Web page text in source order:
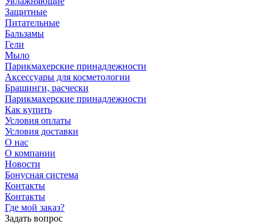
Защитные
Питательные
Бальзамы
Гели
Мыло
Парикмахерские принадлежности
Аксессуары для косметологии
Брашинги, расчески
Парикмахерские принадлежности
Как купить
Условия оплаты
Условия доставки
О нас
О компании
Новости
Бонусная система
Контакты
Контакты
Где мой заказ?
Задать вопрос